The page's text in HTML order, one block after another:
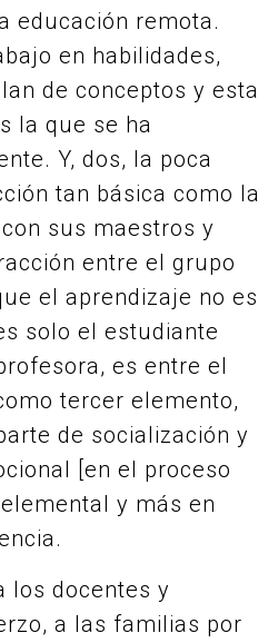
educación remota.
en habilidades,
de conceptos y esta
la que se ha
Y, dos, la poca
tan básica como la
sus maestros y
entre el grupo
el aprendizaje no es
solo el estudiante
es entre el
tercer elemento,
de socialización y
[en el proceso
y más en
los docentes y
a las familias por